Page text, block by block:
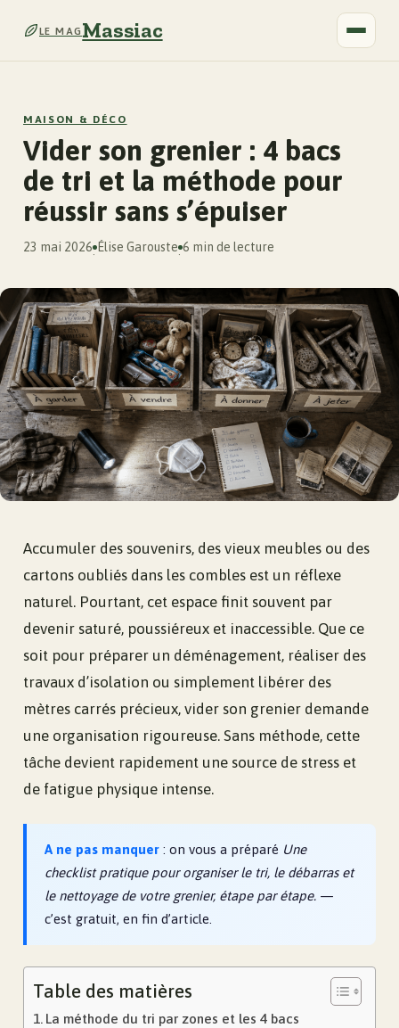
LE MAGMassiac
MAISON & DÉCO
Vider son grenier : 4 bacs
de tri et la méthode pour
réussir sans s’épuiser
23 mai 2026
·
Élise Garouste
·
6 min de lecture
Accumuler des souvenirs, des vieux meubles ou des
cartons oubliés dans les combles est un réflexe
naturel. Pourtant, cet espace finit souvent par
devenir saturé, poussiéreux et inaccessible. Que ce
soit pour préparer un déménagement, réaliser des
travaux d’isolation ou simplement libérer des
mètres carrés précieux, vider son grenier demande
une organisation rigoureuse. Sans méthode, cette
tâche devient rapidement une source de stress et
de fatigue physique intense.
A ne pas manquer : on vous a préparé Une
checklist pratique pour organiser le tri, le débarras et
le nettoyage de votre grenier, étape par étape. —
c’est gratuit, en fin d’article.
Table des matières
La méthode du tri par zones et les 4 bacs